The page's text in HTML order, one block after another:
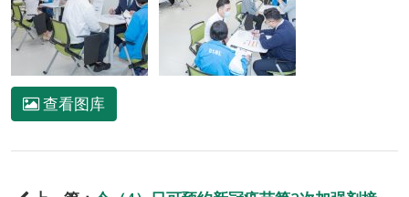
查看图库